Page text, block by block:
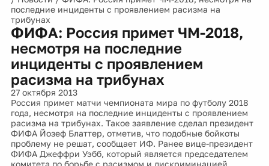
последние инциденты с проявлением расизма на
трибунах
ФИФА: Россия примет ЧМ-2018,
несмотря на последние
инциденты с проявлением
расизма на трибунах
27 октября 2013
Россия примет матчи чемпионата мира по футболу 2018
года, несмотря на последние инциденты с проявлением
расизма на трибунах. Такое заявление сделал президент
ФИФА Йозеф Блаттер, отметив, что подобные бойкоты
проблему не решат, сообщает ИФ. Ранее вице-президент
ФИФА Джеффри Уэбб, который является председателем
комитета по борьбе с расизмом и дискриминацией,